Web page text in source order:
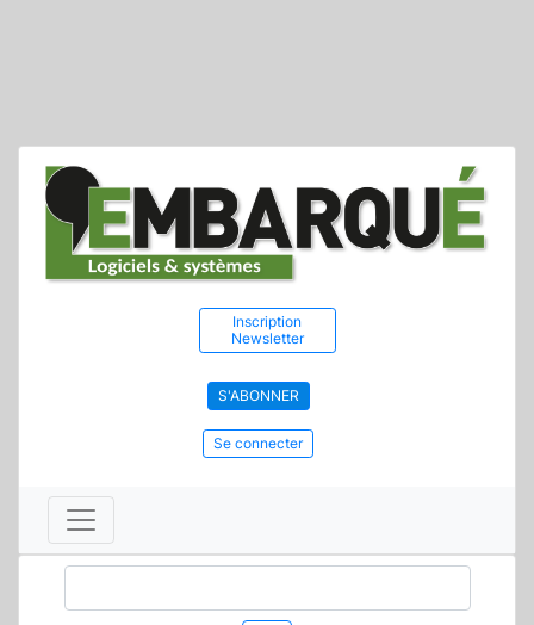
Inscription
Newsletter
S'ABONNER
Se connecter